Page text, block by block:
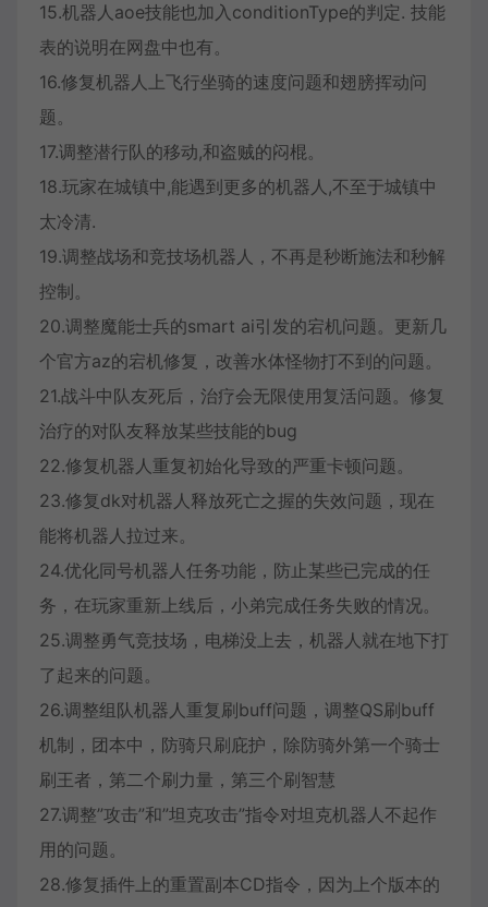
15.机器人aoe技能也加入conditionType的判定. 技能
表的说明在网盘中也有。
16.修复机器人上飞行坐骑的速度问题和翅膀挥动问
题。
17.调整潜行队的移动,和盗贼的闷棍。
18.玩家在城镇中,能遇到更多的机器人,不至于城镇中
太冷清.
19.调整战场和竞技场机器人，不再是秒断施法和秒解
控制。
20.调整魔能士兵的smart ai引发的宕机问题。更新几
个官方az的宕机修复，改善水体怪物打不到的问题。
21.战斗中队友死后，治疗会无限使用复活问题。修复
治疗的对队友释放某些技能的bug
22.修复机器人重复初始化导致的严重卡顿问题。
23.修复dk对机器人释放死亡之握的失效问题，现在
能将机器人拉过来。
24.优化同号机器人任务功能，防止某些已完成的任
务，在玩家重新上线后，小弟完成任务失败的情况。
25.调整勇气竞技场，电梯没上去，机器人就在地下打
了起来的问题。
26.调整组队机器人重复刷buff问题，调整QS刷buff
机制，团本中，防骑只刷庇护，除防骑外第一个骑士
刷王者，第二个刷力量，第三个刷智慧
27.调整”攻击”和”坦克攻击”指令对坦克机器人不起作
用的问题。
28.修复插件上的重置副本CD指令，因为上个版本的